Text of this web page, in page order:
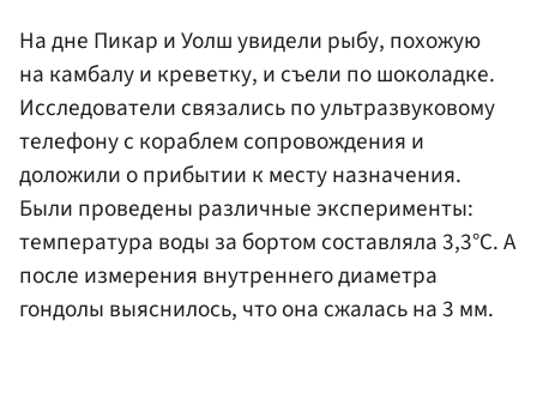
На дне Пикар и Уолш увидели рыбу, похожую
на камбалу и креветку, и съели по шоколадке.
Исследователи связались по ультразвуковому
телефону с кораблем сопровождения и
доложили о прибытии к месту назначения.
Были проведены различные эксперименты:
температура воды за бортом составляла 3,3°С. А
после измерения внутреннего диаметра
гондолы выяснилось, что она сжалась на 3 мм.